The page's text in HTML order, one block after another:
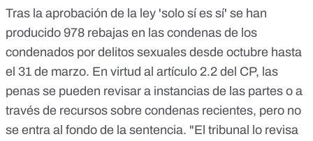
Tras la aprobación de la ley 'solo sí es sí' se han
producido 978 rebajas en las condenas de los
condenados por delitos sexuales desde octubre hasta
el 31 de marzo. En virtud al artículo 2.2 del CP, las
penas se pueden revisar a instancias de las partes o a
través de recursos sobre condenas recientes, pero no
se entra al fondo de la sentencia. "El tribunal lo revisa